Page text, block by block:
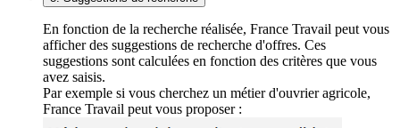
En fonction de la recherche réalisée, France Travail peut vous
afficher des suggestions de recherche d'offres. Ces
suggestions sont calculées en fonction des critères que vous
avez saisis.
Par exemple si vous cherchez un métier d'ouvrier agricole,
France Travail peut vous proposer :